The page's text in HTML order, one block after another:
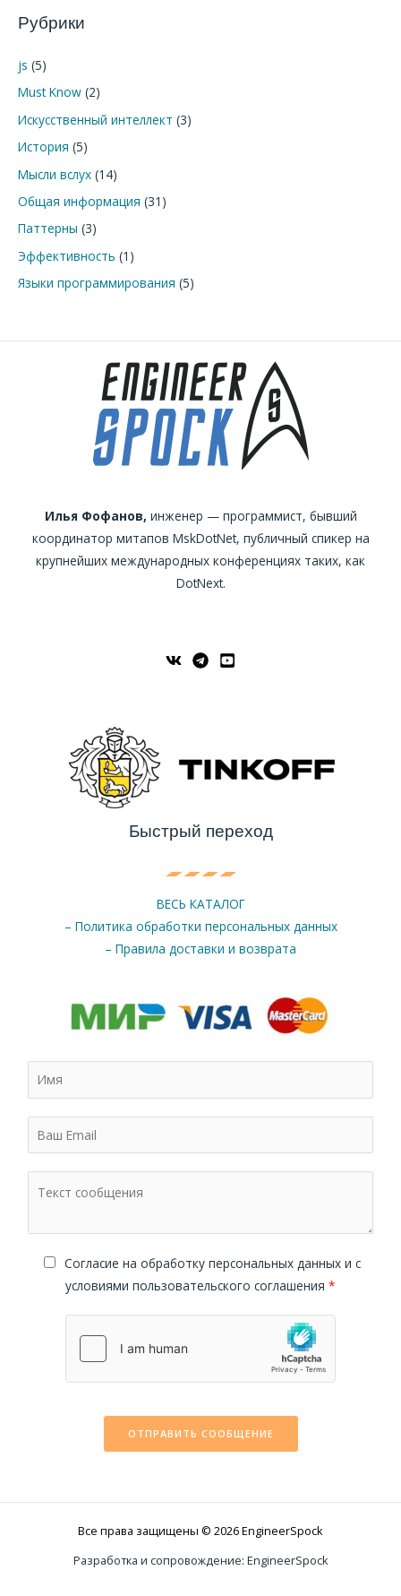
с
:
Рубрики
js (5)
Must Know (2)
Искусственный интеллект (3)
История (5)
Мысли вслух (14)
Общая информация (31)
Паттерны (3)
Эффективность (1)
Языки программирования (5)
Илья Фофанов, инженер — программист, бывший
координатор митапов MskDotNet, публичный спикер на
крупнейших международных конференциях таких, как
DotNext.
Быстрый переход
ВЕСЬ КАТАЛОГ
– Политика обработки персональных данных
– Правила доставки и возврата
Cогласие на обработку персональных данных и с
условиями пользовательского соглашения *
ОТПРАВИТЬ СООБЩЕНИЕ
Все права защищены © 2026 EngineerSpock
Разработка и сопровождение: EngineerSpock